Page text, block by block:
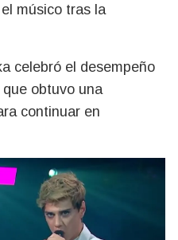
músico tras la
celebró el desempeño
obtuvo una
continuar en